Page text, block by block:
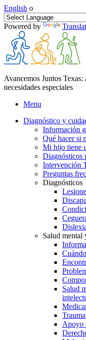
English o
Powered by
Avancemos Juntos
necesidades especiales
Menu
Diagnóstico y
Información
Qué hacer si
Mi hijo tiene
Diagnósticos
Intervención
Preguntas
Diagnósticos
Salud mental
Salud
Trauma
Apoyo